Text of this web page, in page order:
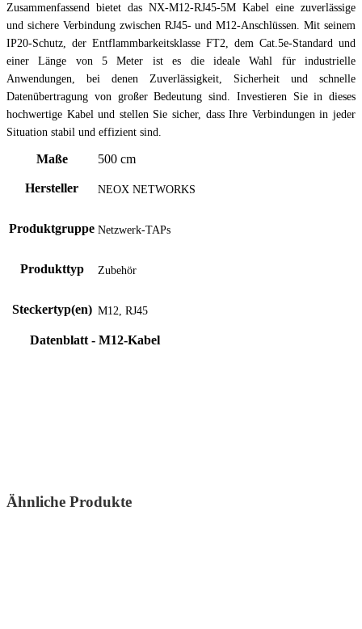
Zusammenfassend bietet das NX-M12-RJ45-5M Kabel eine zuverlässige
und sichere Verbindung zwischen RJ45- und M12-Anschlüssen. Mit seinem
IP20-Schutz, der Entflammbarkeitsklasse FT2, dem Cat.5e-Standard und
einer Länge von 5 Meter ist es die ideale Wahl für industrielle
Anwendungen, bei denen Zuverlässigkeit, Sicherheit und schnelle
Datenübertragung von großer Bedeutung sind. Investieren Sie in dieses
hochwertige Kabel und stellen Sie sicher, dass Ihre Verbindungen in jeder
Situation stabil und effizient sind.
Maße 500 cm
Hersteller NEOX NETWORKS
Produktgruppe Netzwerk-TAPs
Produkttyp Zubehör
Steckertyp(en) M12, RJ45
Datenblatt - M12-Kabel
Ähnliche Produkte